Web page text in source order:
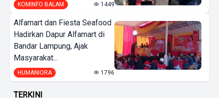
KOMINFO BALAM 1449
Alfamart dan Fiesta Seafood
Hadirkan Dapur Alfamart di
Bandar Lampung, Ajak
Masyarakat...
HUMANIORA 1796
TERKINI